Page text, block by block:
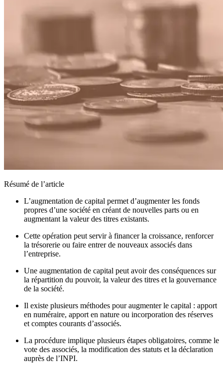
Résumé de l’article
L’augmentation de capital permet d’augmenter les fonds
propres d’une société en créant de nouvelles parts ou en
augmentant la valeur des titres existants.
Cette opération peut servir à financer la croissance, renforcer
la trésorerie ou faire entrer de nouveaux associés dans
l’entreprise.
Une augmentation de capital peut avoir des conséquences sur
la répartition du pouvoir, la valeur des titres et la gouvernance
de la société.
Il existe plusieurs méthodes pour augmenter le capital : apport
en numéraire, apport en nature ou incorporation des réserves
et comptes courants d’associés.
La procédure implique plusieurs étapes obligatoires, comme le
vote des associés, la modification des statuts et la déclaration
auprès de l’INPI.